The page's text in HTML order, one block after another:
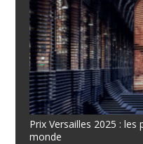
Prix Versailles 2025 :
monde